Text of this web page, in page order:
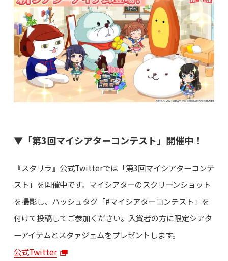
▼「第3回マイシアターコンテスト」開催中！
『スタリラ』公式Twitterでは「第3回マイシアターコンテ
スト」を開催中です。マイシアターのスクリーンショット
を撮影し、ハッシュタグ「#マイシアターコンテスト」を
付けて投稿してご参加ください。入賞者の方に限定シアタ
ーアイテムとスタァジェムをプレゼントします。
公式Twitter